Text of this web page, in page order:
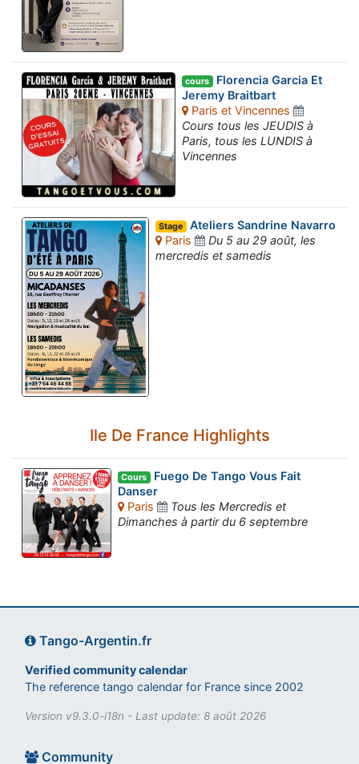
cours Florencia Garcia Et
Jeremy Braitbart
Paris et Vincennes
Cours tous les JEUDIS à
Paris, tous les LUNDIS à
Vincennes
Stage Ateliers Sandrine Navarro
Paris
Du 5 au 29 août, les
mercredis et samedis
Ile De France Highlights
Cours Fuego De Tango Vous Fait
Danser
Paris
Tous les Mercredis et
Dimanches à partir du 6 septembre
Tango-Argentin.fr
Verified community calendar
The reference tango calendar for France since 2002
Version v9.3.0-i18n - Last update: 8 août 2026
Community